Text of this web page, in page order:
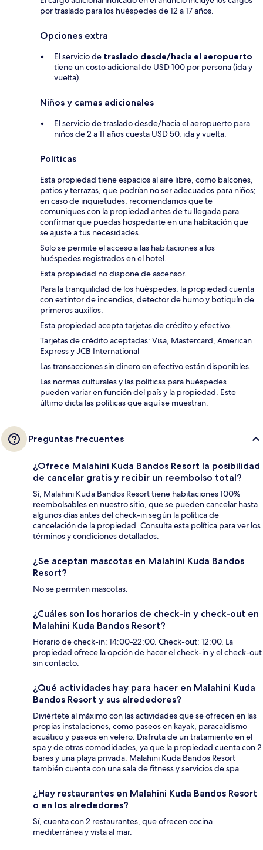
por traslado para los huéspedes de 12 a 17 años.
Opciones extra
El servicio de traslado desde/hacia el aeropuerto
tiene un costo adicional de USD 100 por persona (ida y
vuelta).
Niños y camas adicionales
El servicio de traslado desde/hacia el aeropuerto para
niños de 2 a 11 años cuesta USD 50, ida y vuelta.
Políticas
Esta propiedad tiene espacios al aire libre, como balcones,
patios y terrazas, que podrían no ser adecuados para niños;
en caso de inquietudes, recomendamos que te
comuniques con la propiedad antes de tu llegada para
confirmar que puedas hospedarte en una habitación que
se ajuste a tus necesidades.
Solo se permite el acceso a las habitaciones a los
huéspedes registrados en el hotel.
Esta propiedad no dispone de ascensor.
Para la tranquilidad de los huéspedes, la propiedad cuenta
con extintor de incendios, detector de humo y botiquín de
primeros auxilios.
Esta propiedad acepta tarjetas de crédito y efectivo.
Tarjetas de crédito aceptadas: Visa, Mastercard, American
Express y JCB International
Las transacciones sin dinero en efectivo están disponibles.
Las normas culturales y las políticas para huéspedes
pueden variar en función del país y la propiedad. Este
último dicta las políticas que aquí se muestran.
Preguntas frecuentes
¿Ofrece Malahini Kuda Bandos Resort la posibilidad
de cancelar gratis y recibir un reembolso total?
Sí, Malahini Kuda Bandos Resort tiene habitaciones 100%
reembolsables en nuestro sitio, que se pueden cancelar hasta
algunos días antes del check-in según la política de
cancelación de la propiedad. Consulta esta política para ver los
términos y condiciones detallados.
¿Se aceptan mascotas en Malahini Kuda Bandos
Resort?
No se permiten mascotas.
¿Cuáles son los horarios de check-in y check-out en
Malahini Kuda Bandos Resort?
Horario de check-in: 14:00-22:00. Check-out: 12:00. La
propiedad ofrece la opción de hacer el check-in y el check-out
sin contacto.
¿Qué actividades hay para hacer en Malahini Kuda
Bandos Resort y sus alrededores?
Diviértete al máximo con las actividades que se ofrecen en las
propias instalaciones, como paseos en kayak, paracaidismo
acuático y paseos en velero. Disfruta de un tratamiento en el
spa y de otras comodidades, ya que la propiedad cuenta con 2
bares y una playa privada. Malahini Kuda Bandos Resort
también cuenta con una sala de fitness y servicios de spa.
¿Hay restaurantes en Malahini Kuda Bandos Resort
o en los alrededores?
Sí, cuenta con 2 restaurantes, que ofrecen cocina
mediterránea y vista al mar.